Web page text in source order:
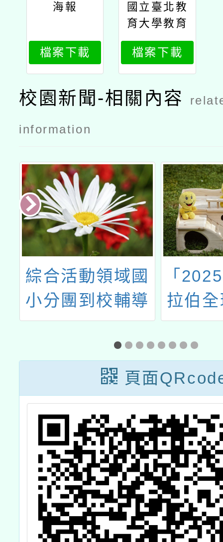
海報
檔案下載
國立臺北教
育大學教育
學系「教育
創新與評鑑
碩士班」、
「生命教育
碩士班」11
文
檔案下載
校園新聞-相關內容
information
綜合活動領域國
小分團到校輔導
_同德國小(場次
更新時間)
「
拉伯
頁面